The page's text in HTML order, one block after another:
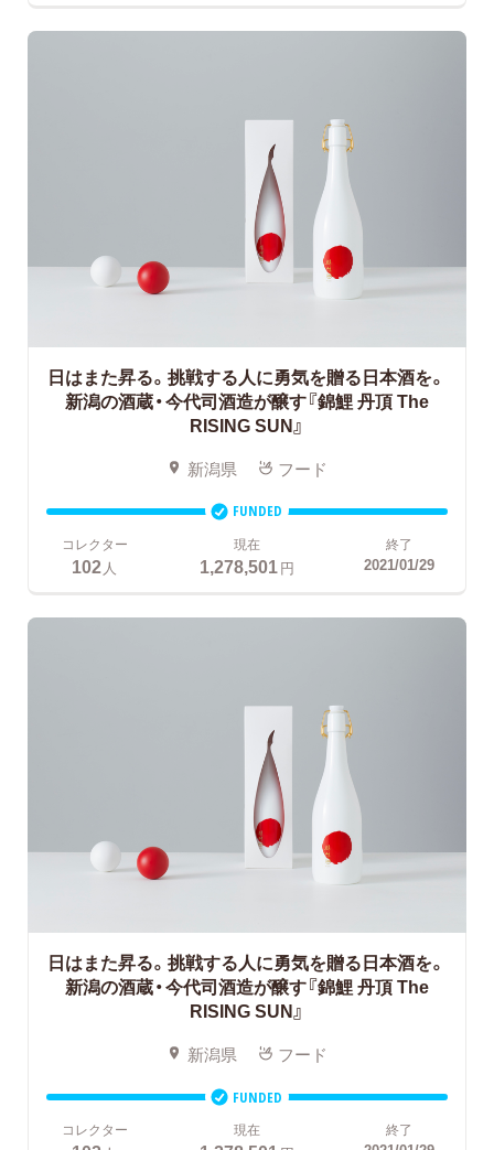
日はまた昇る。挑戦する人に勇気を贈る日本酒を。
新潟の酒蔵・今代司酒造が醸す『錦鯉 丹頂 The
RISING SUN』
新潟県 フード
FUNDED
コレクター
102 人
現在
1,278,501円
終了
2021/01/29
日はまた昇る。挑戦する人に勇気を贈る日本酒を。
新潟の酒蔵・今代司酒造が醸す『錦鯉 丹頂 The
RISING SUN』
新潟県 フード
FUNDED
コレクター
現在 終了